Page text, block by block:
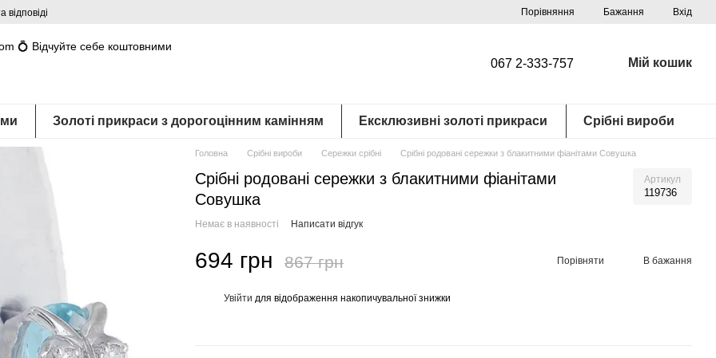
відповіді Порівняння Бажання Вхід
💍 Відчуйте себе коштовними
067 2-333-757 Мій кошик
Золоті прикраси з дорогоцінним камінням Ексклюзивні золоті прикраси Срібні вироби
Головна Срібні вироби Сережки срібні Срібні родовані сережки з блакитними фіанітами Совушка
Срібні родовані сережки з блакитними фіанітами
Совушка
Артикул
119736
Немає в наявності Написати відгук
694 грн 867 грн Порівняти В бажання
Увійти для відображення накопичувальної знижки